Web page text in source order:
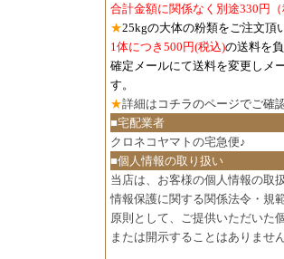
合計金額に関係なく別途330円
★25kgの大体の粉類をご注文頂
1体につき500円(税込)の送料を
確定メールにて送料を変更しメ
す。
★詳細は コチラのページでご確
■宅配業者
クロネコヤマトの宅急便♪
■個人情報の取り扱い
当店は、お客様の個人情報の取
情報保護に関する関係法令・規
原則として、ご提供いただいた
または開示することはありませ